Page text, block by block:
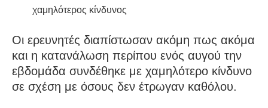
χαμηλότερος κίνδυνος
Οι ερευνητές διαπίστωσαν ακόμη πως ακόμα
και η κατανάλωση περίπου ενός αυγού την
εβδομάδα συνδέθηκε με χαμηλότερο κίνδυνο
σε σχέση με όσους δεν έτρωγαν καθόλου.